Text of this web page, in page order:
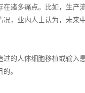
诸多痛点。比如，生
，业内人士认为，未来
的人体细胞移植或输
。